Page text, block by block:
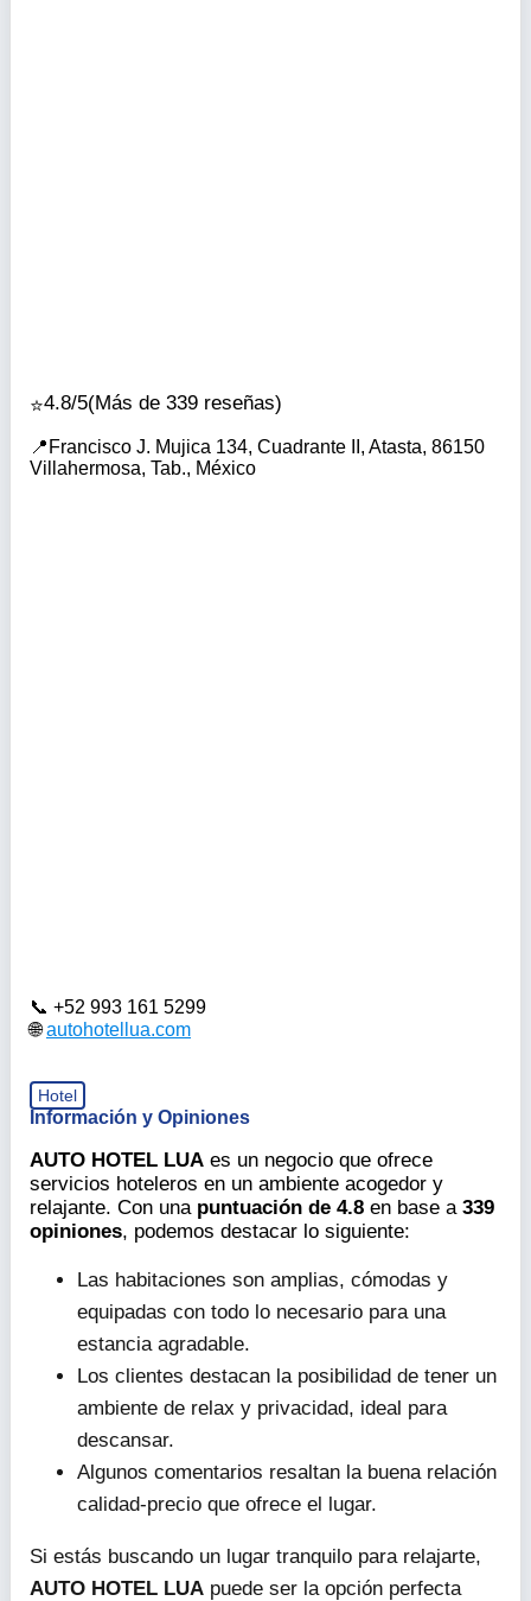
+52 993 161 5299
autohotellua.com
4.8/5(Más de 339 reseñas)
Francisco J. Mujica 134, Cuadrante II, Atasta, 86150
Villahermosa, Tab., México
Hotel
Información y Opiniones
AUTO HOTEL LUA es un negocio que ofrece
servicios hoteleros en un ambiente acogedor y
relajante. Con una puntuación de 4.8 en base a 339
opiniones, podemos destacar lo siguiente:
Las habitaciones son amplias, cómodas y
equipadas con todo lo necesario para una
estancia agradable.
Los clientes destacan la posibilidad de tener un
ambiente de relax y privacidad, ideal para
descansar.
Algunos comentarios resaltan la buena relación
calidad-precio que ofrece el lugar.
Si estás buscando un lugar tranquilo para relajarte,
AUTO HOTEL LUA puede ser la opción perfecta